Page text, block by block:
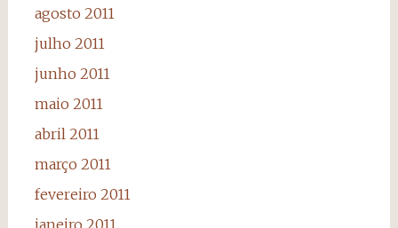
agosto 2011
julho 2011
junho 2011
maio 2011
abril 2011
março 2011
fevereiro 2011
janeiro 2011